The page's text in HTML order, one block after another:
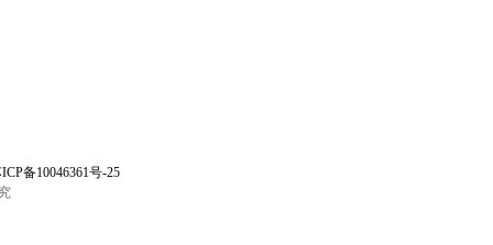
备10046361号-25